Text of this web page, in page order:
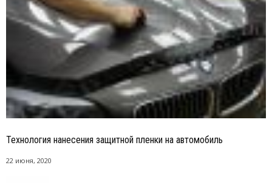
Технология нанесения защитной пленки на автомобиль
22 июня, 2020